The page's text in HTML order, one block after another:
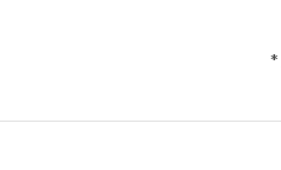
*